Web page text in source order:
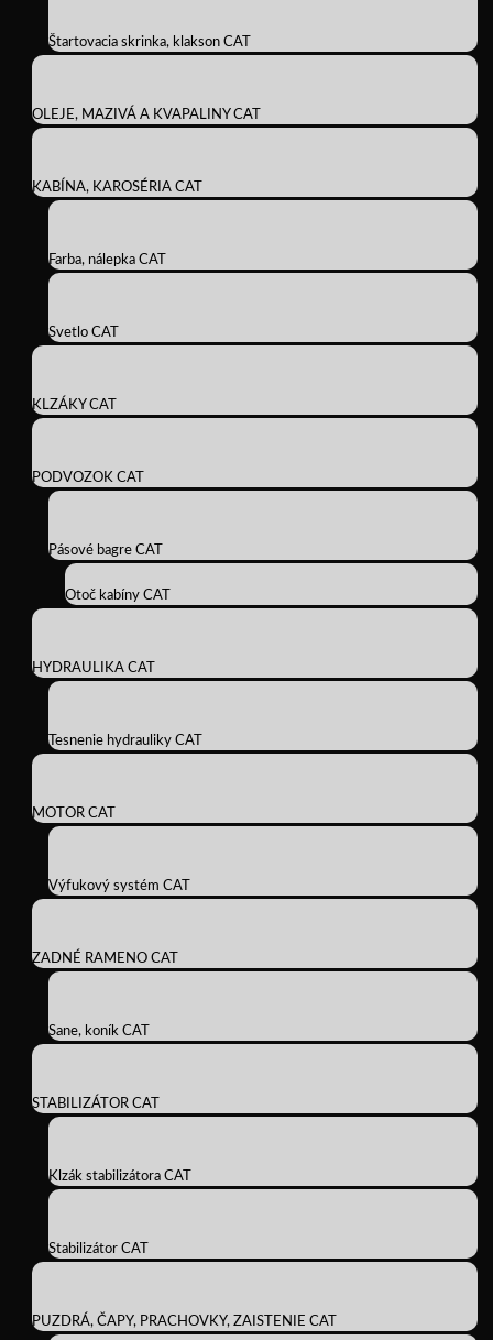
Štartovacia skrinka, klakson CAT
OLEJE, MAZIVÁ A KVAPALINY CAT
KABÍNA, KAROSÉRIA CAT
Farba, nálepka CAT
Svetlo CAT
KLZÁKY CAT
PODVOZOK CAT
Pásové bagre CAT
Otoč kabíny CAT
HYDRAULIKA CAT
Tesnenie hydrauliky CAT
MOTOR CAT
Výfukový systém CAT
ZADNÉ RAMENO CAT
Sane, koník CAT
STABILIZÁTOR CAT
Klzák stabilizátora CAT
Stabilizátor CAT
PUZDRÁ, ČAPY, PRACHOVKY, ZAISTENIE CAT